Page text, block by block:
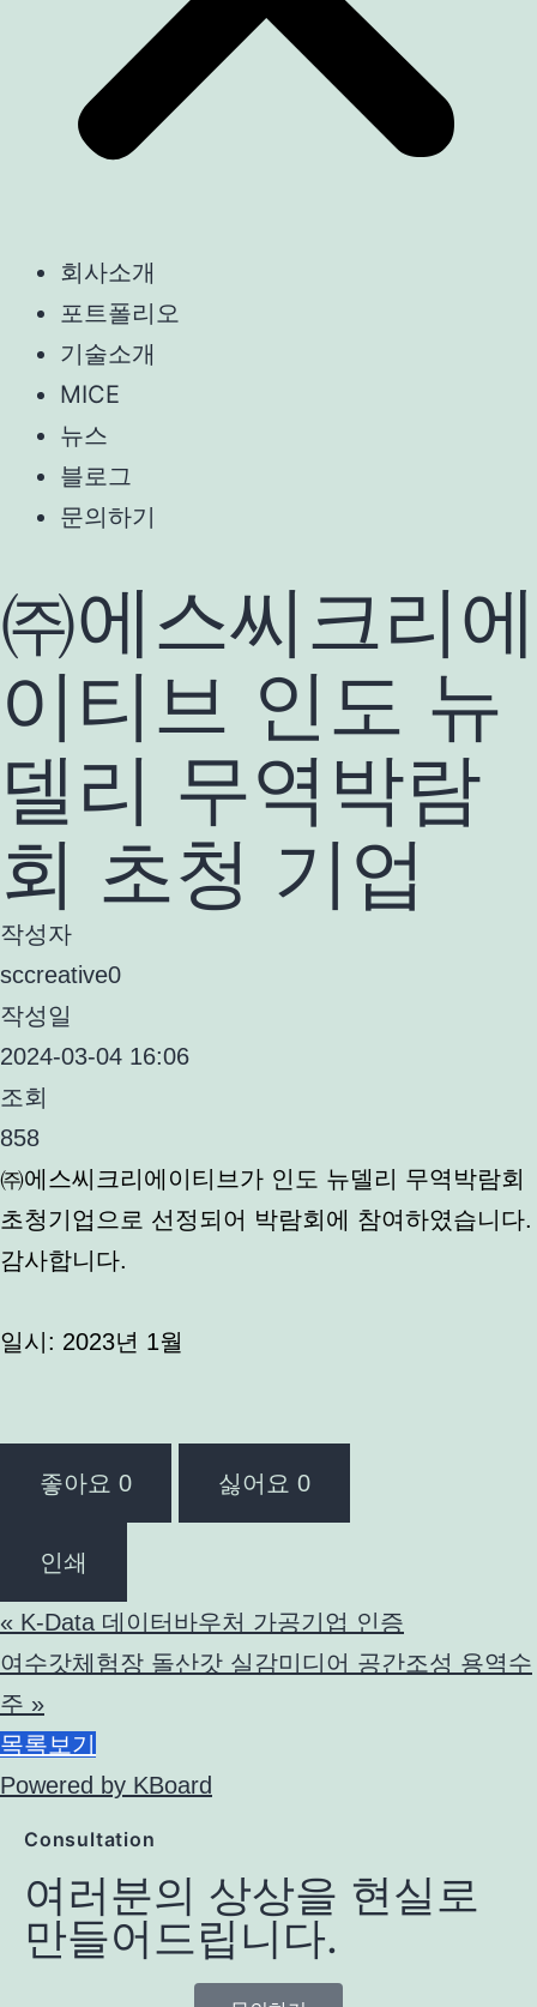
회사소개
포트폴리오
기술소개
MICE
뉴스
블로그
문의하기
㈜에스씨크리에
이티브 인도 뉴
델리 무역박람
회 초청 기업
작성자
sccreative0
작성일
2024-03-04 16:06
조회
858
㈜에스씨크리에이티브가 인도 뉴델리 무역박람회
초청기업으로 선정되어 박람회에 참여하였습니다.
감사합니다.
일시: 2023년 1월
좋아요 0 싫어요 0
인쇄
« K-Data 데이터바우처 가공기업 인증
여수갓체험장 돌산갓 실감미디어 공간조성 용역수
주 »
목록보기
Powered by KBoard
Consultation
여러분의 상상을 현실로
만들어드립니다.